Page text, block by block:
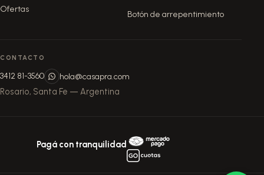
Ofertas
Botón de arrepentimiento
CONTACTO
3412 81-3560 hola@casapra.com
Rosario, Santa Fe — Argentina
Pagá con tranquilidad